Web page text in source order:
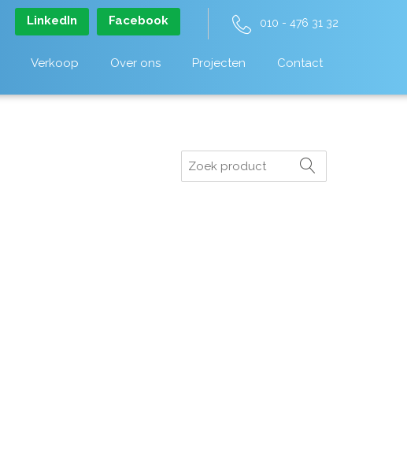
LinkedIn Facebook 010 - 476 31 32
Verkoop Over ons Projecten Contact
Zoeken